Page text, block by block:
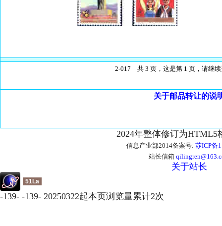
2-017 共 3 页，这是第 1 页，请继
关于邮品转让的说
2024年整体修订为HTML5
信息产业部2014备案号: 苏ICP备
站长信箱
关于站长
51La
-139- -139- 20250322起本页浏览量累计2次